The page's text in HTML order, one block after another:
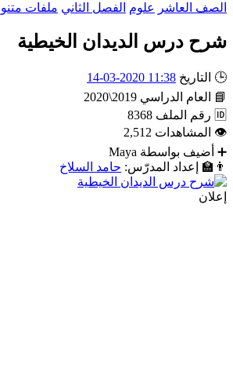
الصف العاشر
علوم الفصل الثاني ملفات
شرح درس الديدان الخيطية
🕒 التاريخ 11:38 2020-03-14
📘
العام الدراسي 2019\2020
🆔 رقم الملف 8368
👁
المشاهدات 2,512
➕
أضيف بواسطة Maya
👨‍🏫
إعداد المدرّس: حامد السلاخ
إعلان